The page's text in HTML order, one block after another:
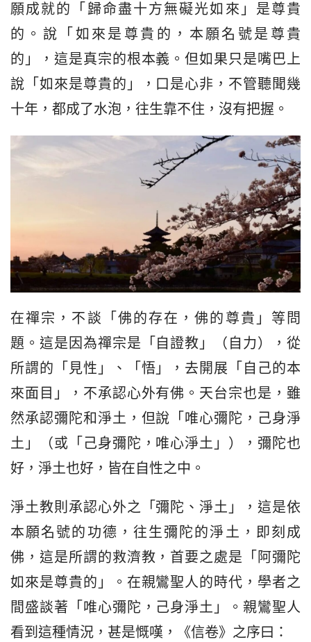
願成就的「歸命盡十方無礙光如來」是尊貴
的。說「如來是尊貴的，本願名號是尊貴
的」，這是真宗的根本義。但如果只是嘴巴上
說「如來是尊貴的」，口是心非，不管聽聞幾
十年，都成了水泡，往生靠不住，沒有把握。
在禪宗，不談「佛的存在，佛的尊貴」等問
題。這是因為禪宗是「自證教」（自力），從
所謂的「見性」、「悟」，去開展「自己的本
來面目」，不承認心外有佛。天台宗也是，雖
然承認彌陀和淨土，但說「唯心彌陀，己身淨
土」（或「己身彌陀，唯心淨土」），彌陀也
好，淨土也好，皆在自性之中。
淨土教則承認心外之「彌陀、淨土」，這是依
本願名號的功德，往生彌陀的淨土，即刻成
佛，這是所謂的救濟教，首要之處是「阿彌陀
如來是尊貴的」。在親鸞聖人的時代，學者之
間盛談著「唯心彌陀，己身淨土」。親鸞聖人
看到這種情況，甚是慨嘆，《信卷》之序曰：